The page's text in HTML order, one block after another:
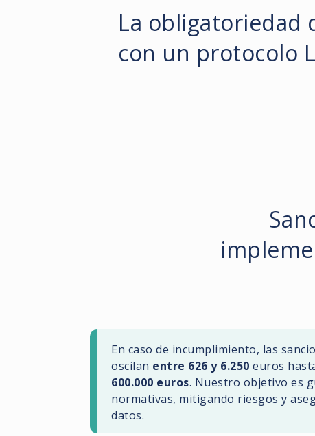
La obligatoriedad
con un protocolo
En caso de incumplimiento, las
oscilan entre 626 y 6.250 euros
600.000 euros. Nuestro objetivo es
normativas, mitigando riesgos y
datos.